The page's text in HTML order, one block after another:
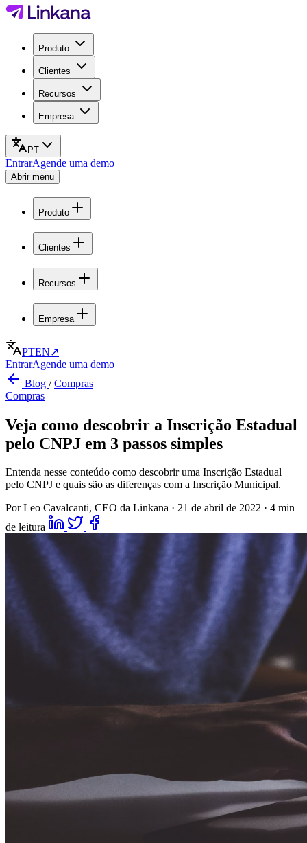
Produto
Clientes
Recursos
Empresa
PT
EntrarAgende uma demo
Abrir menu
Produto
Clientes
Recursos
Empresa
PTEN↗
EntrarAgende uma demo
Blog /Compras
Compras
Veja como descobrir a Inscrição Estadual
pelo CNPJ em 3 passos simples
Entenda nesse conteúdo como descobrir uma Inscrição Estadual
pelo CNPJ e quais são as diferenças com a Inscrição Municipal.
Por Leo Cavalcanti, CEO da Linkana · 21 de abril de 2022 · 4 min
de leitura